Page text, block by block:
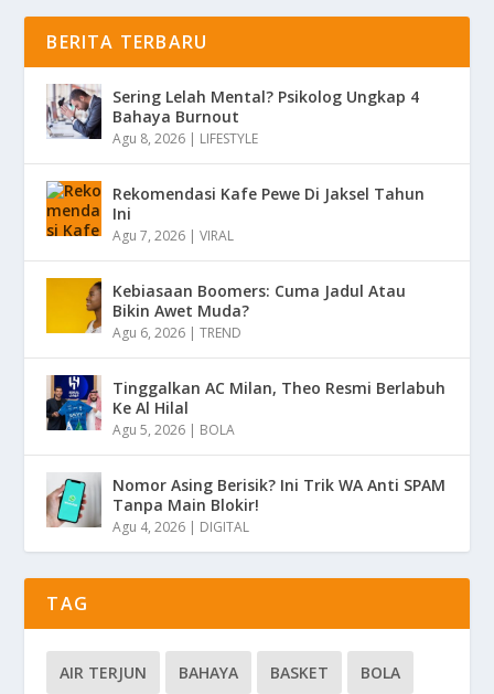
BERITA TERBARU
Sering Lelah Mental? Psikolog Ungkap 4
Bahaya Burnout
Agu 8, 2026 | LIFESTYLE
Rekomendasi Kafe Pewe Di Jaksel Tahun
Ini
Agu 7, 2026 |VIRAL
Kebiasaan Boomers: Cuma Jadul Atau
Bikin Awet Muda?
Agu 6, 2026 |TREND
Tinggalkan AC Milan, Theo Resmi Berlabuh
Ke Al Hilal
Agu 5, 2026 | BOLA
Nomor Asing Berisik? Ini Trik WA Anti SPAM
Tanpa Main Blokir!
Agu 4, 2026 | DIGITAL
TAG
AIR TERJUN BAHAYA BASKET BOLA